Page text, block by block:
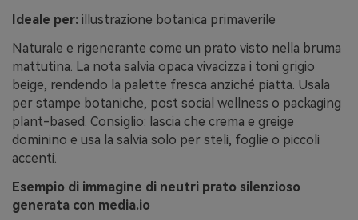
Ideale per: illustrazione botanica primaverile
Naturale e rigenerante come un prato visto nella bruma
mattutina. La nota salvia opaca vivacizza i toni grigio
beige, rendendo la palette fresca anziché piatta. Usala
per stampe botaniche, post social wellness o packaging
plant-based. Consiglio: lascia che crema e greige
dominino e usa la salvia solo per steli, foglie o piccoli
accenti.
Esempio di immagine di neutri prato silenzioso
generata con media.io